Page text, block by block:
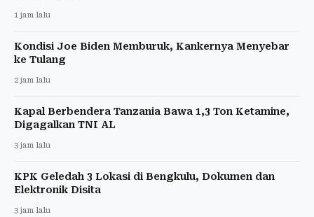
1 jam lalu
Kondisi Joe Biden Memburuk, Kankernya Menyebar
ke Tulang
2 jam lalu
Kapal Berbendera Tanzania Bawa 1,3 Ton Ketamine,
Digagalkan TNI AL
3 jam lalu
KPK Geledah 3 Lokasi di Bengkulu, Dokumen dan
Elektronik Disita
3 jam lalu